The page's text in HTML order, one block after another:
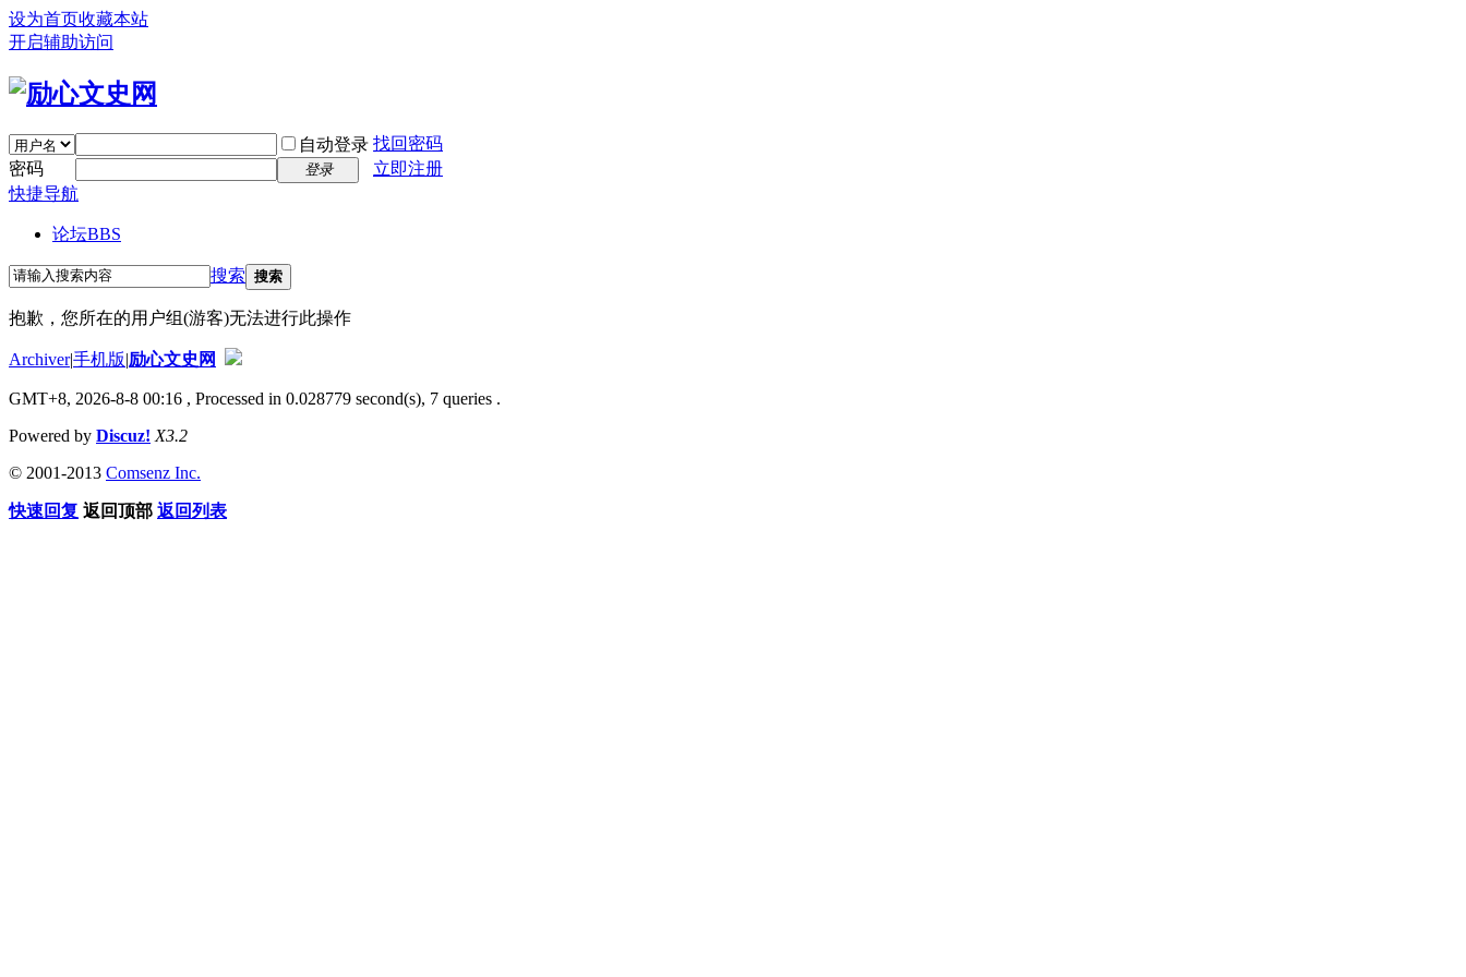
设为首页收藏本站
开启辅助访问
自动登录 找回密码
密码
登录
立即注册
快捷导航
论坛BBS
搜索 搜索
抱歉，您所在的用户组(游客)无法进行此操作
Archiver|手机版|励心文史网
GMT+8, 2026-8-8 00:16 , Processed in 0.028779 second(s), 7 queries .
Powered by Discuz! X3.2
© 2001-2013 Comsenz Inc.
快速回复 返回顶部 返回列表